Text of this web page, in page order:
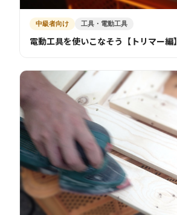
中級者向け 工具・電動工具
電動工具を使いこなそう【トリマー編】